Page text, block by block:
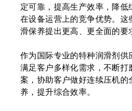
定可靠，提高生产效率，降低
在设备运营上的竞争优势。这
滑保养提出更高、更全面的要
作为国际专业的特种润滑剂供
满足客户多样化需求，不断打
案，协助客户做好连续压机的
养，提升综合效率。